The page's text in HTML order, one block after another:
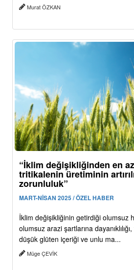
Murat ÖZKAN
“İklim değişikliğinden en
tritikalenin üretiminin
zorunluluk”
MART-NİSAN 2025 / ÖZEL HABER
İklim değişikliğinin getirdiği olumsuz
olumsuz arazi şartlarına
düşük glüten içeriği ve unlu ma...
Müge ÇEVİK